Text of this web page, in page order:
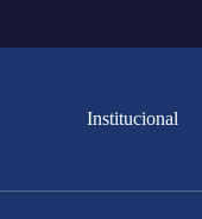
Institucional